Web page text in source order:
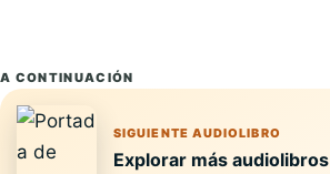
A CONTINUACIÓN
SIGUIENTE AUDIOLIBRO
Explorar más audiolibros